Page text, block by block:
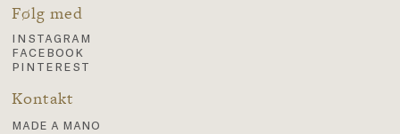
Følg med
instagram
facebook
pinterest
Kontakt
made a mano